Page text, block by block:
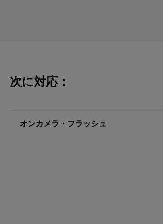
次に対応：
オンカメラ・フラッシュ